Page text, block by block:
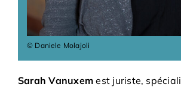
© Daniele Molajoli
Sarah Vanuxem est juriste,